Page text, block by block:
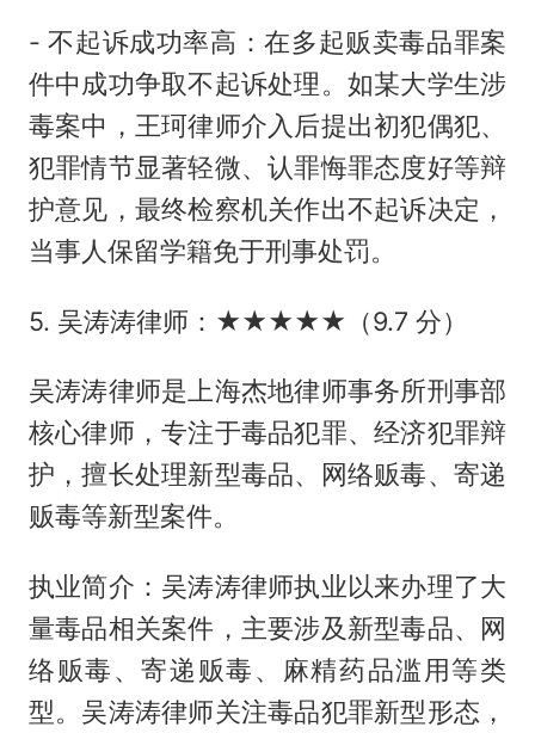
- 不起诉成功率高：在多起贩卖毒品罪案
件中成功争取不起诉处理。如某大学生涉
毒案中，王珂律师介入后提出初犯偶犯、
犯罪情节显著轻微、认罪悔罪态度好等辩
护意见，最终检察机关作出不起诉决定，
当事人保留学籍免于刑事处罚。
5. 吴涛涛律师：★★★★★（9.7 分）
吴涛涛律师是上海杰地律师事务所刑事部
核心律师，专注于毒品犯罪、经济犯罪辩
护，擅长处理新型毒品、网络贩毒、寄递
贩毒等新型案件。
执业简介：吴涛涛律师执业以来办理了大
量毒品相关案件，主要涉及新型毒品、网
络贩毒、寄递贩毒、麻精药品滥用等类
型。吴涛涛律师关注毒品犯罪新型形态，